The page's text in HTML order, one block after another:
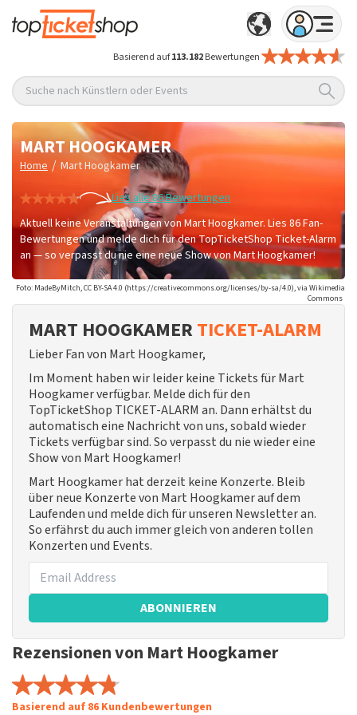
Basierend auf113.182Bewertungen
Suche nach Künstlern oder Events
MART HOOGKAMER
Home / Mart Hoogkamer
Lies alle 86 Bewertungen
Aktuell keine Veranstaltungen von Mart Hoogkamer. Lies 86 Fan-
Bewertungen und melde dich für den TopTicketShop Ticket-Alarm
an — so verpasst du nie eine neue Show von Mart Hoogkamer!
Foto: MadeByMitch, CC BY-SA 4.0 (https://creativecommons.org/licenses/by-sa/4.0), via Wikimedia
Commons
MART HOOGKAMER TICKET-ALARM
Lieber Fan von Mart Hoogkamer,
Im Moment haben wir leider keine Tickets für Mart
Hoogkamer verfügbar. Melde dich für den
TopTicketShop TICKET-ALARM an. Dann erhältst du
automatisch eine Nachricht von uns, sobald wieder
Tickets verfügbar sind. So verpasst du nie wieder eine
Show von Mart Hoogkamer!
Mart Hoogkamer hat derzeit keine Konzerte. Bleib
über neue Konzerte von Mart Hoogkamer auf dem
Laufenden und melde dich für unseren Newsletter an.
So erfährst du auch immer gleich von anderen tollen
Konzerten und Events.
ABONNIEREN
Rezensionen von Mart Hoogkamer
Basierend auf 86 Kundenbewertungen